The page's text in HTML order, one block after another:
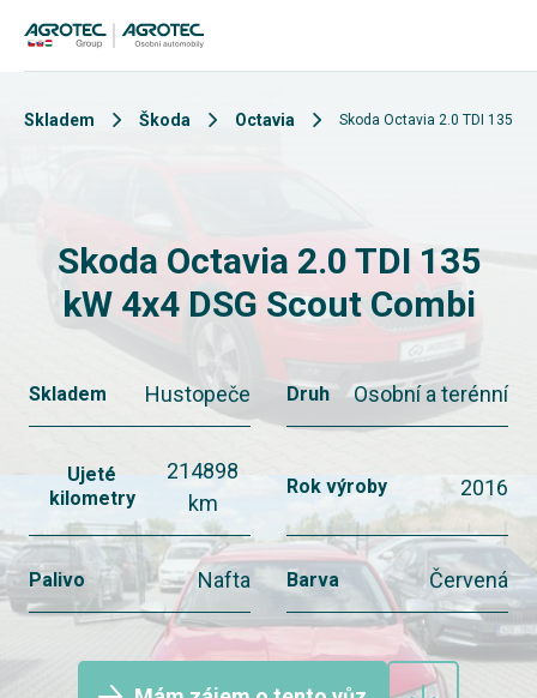
Skladem Škoda Octavia Skoda Octavia 2.0 TDI 135
Skoda Octavia 2.0 TDI 135
kW 4x4 DSG Scout Combi
Skladem Hustopeče Druh Osobní a terénní
Ujeté
kilometry
214898
km
Rok výroby 2016
Palivo Nafta Barva Červená